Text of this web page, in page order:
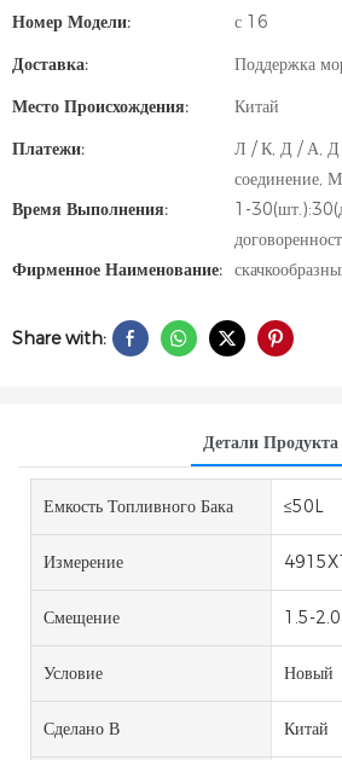
Номер Модели:
с 16
Доставка:
Поддержка
Место Происхождения:
Китай
Платежи:
Л / К, Д / А, Д
соединение,
Время Выполнения:
1-
Фирменное Наименование:
Share with:
Детали Продукта
Емкость Топливного Бака ≤50L
Измерение
Смещение 1.5-
Условие Новый
Сделано В Китай